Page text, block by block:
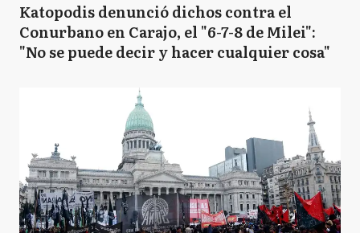
Katopodis denunció dichos contra el
Conurbano en Carajo, el "6-7-8 de Milei":
"No se puede decir y hacer cualquier cosa"